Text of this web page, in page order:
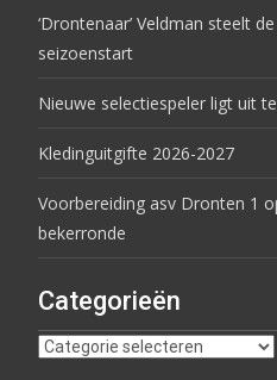
‘Drontenaar’ Veldman steelt
seizoenstart
Nieuwe selectiespeler ligt uit
Kledinguitgifte 2026-2027
Voorbereiding asv Dronten 1
bekerronde
Categorieën